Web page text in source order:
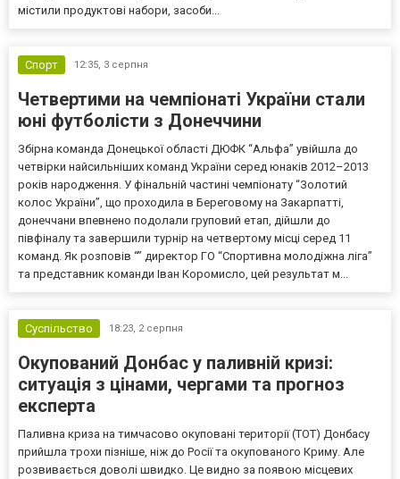
містили продуктові набори, засоби...
Спорт 12:35, 3 серпня
Четвертими на чемпіонаті України стали
юні футболісти з Донеччини
Збірна команда Донецької області ДЮФК “Альфа” увійшла до
четвірки найсильніших команд України серед юнаків 2012–2013
років народження. У фінальній частині чемпіонату “Золотий
колос України”, що проходила в Береговому на Закарпатті,
донеччани впевнено подолали груповий етап, дійшли до
півфіналу та завершили турнір на четвертому місці серед 11
команд. Як розповів “” директор ГО “Спортивна молодіжна ліга”
та представник команди Іван Коромисло, цей результат м...
Суспільство 18:23, 2 серпня
Окупований Донбас у паливній кризі:
ситуація з цінами, чергами та прогноз
експерта
Паливна криза на тимчасово окуповані території (ТОТ) Донбасу
прийшла трохи пізніше, ніж до Росії та окупованого Криму. Але
розвивається доволі швидко. Це видно за появою місцевих